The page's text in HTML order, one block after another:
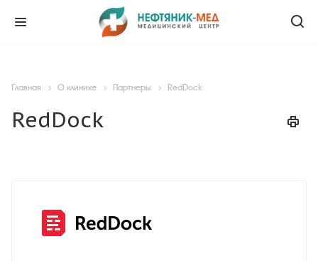
Главная О клинике Партнеры RedDock
RedDock